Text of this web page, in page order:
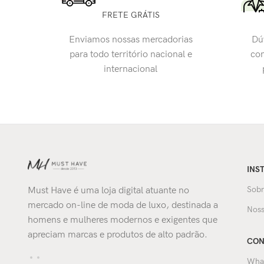
FRETE GRÁTIS
Enviamos nossas mercadorias
para todo território nacional e
internacional
Must Have é uma loja digital atuante no
mercado on-line de moda de luxo, destinada a
homens e mulheres modernos e exigentes que
apreciam marcas e produtos de alto padrão.